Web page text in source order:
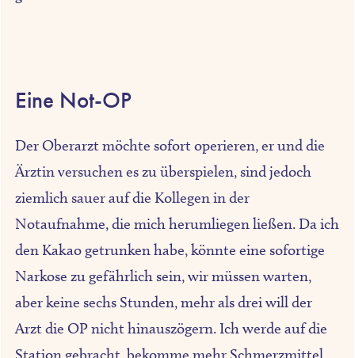
Eine Not-OP
Der Oberarzt möchte sofort operieren, er und die
Ärztin versuchen es zu überspielen, sind jedoch
ziemlich sauer auf die Kollegen in der
Notaufnahme, die mich herumliegen ließen. Da ich
den Kakao getrunken habe, könnte eine sofortige
Narkose zu gefährlich sein, wir müssen warten,
aber keine sechs Stunden, mehr als drei will der
Arzt die OP nicht hinauszögern. Ich werde auf die